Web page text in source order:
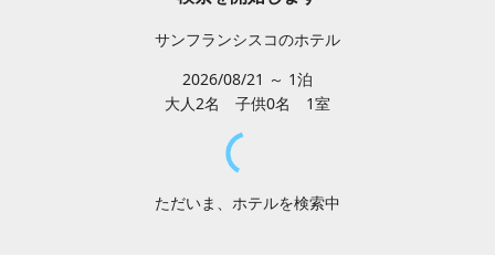
サンフランシスコのホテル
2026/08/21 ～ 1泊
大人2名 子供0名 1室
ただいま、ホテルを検索中